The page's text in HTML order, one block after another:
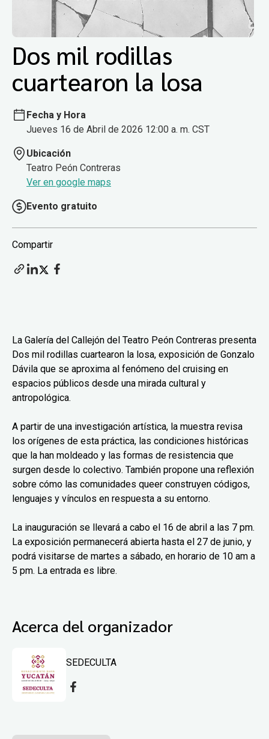
Dos mil rodillas
cuartearon la losa
Fecha y Hora
Jueves 16 de Abril de 2026 12:00 a. m. CST
Ubicación
Teatro Peón Contreras
Ver en google maps
Evento gratuito
Compartir
La Galería del Callejón del Teatro Peón Contreras presenta
Dos mil rodillas cuartearon la losa, exposición de Gonzalo
Dávila que se aproxima al fenómeno del cruising en
espacios públicos desde una mirada cultural y
antropológica.
A partir de una investigación artística, la muestra revisa
los orígenes de esta práctica, las condiciones históricas
que la han moldeado y las formas de resistencia que
surgen desde lo colectivo. También propone una reflexión
sobre cómo las comunidades queer construyen códigos,
lenguajes y vínculos en respuesta a su entorno.
La inauguración se llevará a cabo el 16 de abril a las 7 pm.
La exposición permanecerá abierta hasta el 27 de junio, y
podrá visitarse de martes a sábado, en horario de 10 am a
5 pm. La entrada es libre.
Acerca del organizador
SEDECULTA